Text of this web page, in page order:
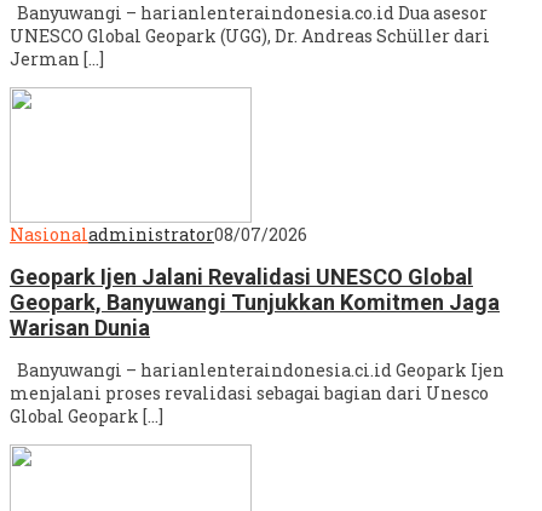
Banyuwangi – harianlenteraindonesia.co.id Dua asesor
UNESCO Global Geopark (UGG), Dr. Andreas Schüller dari
Jerman […]
Nasionaladministrator08/07/2026
Geopark Ijen Jalani Revalidasi UNESCO Global
Geopark, Banyuwangi Tunjukkan Komitmen Jaga
Warisan Dunia
Banyuwangi – harianlenteraindonesia.ci.id Geopark Ijen
menjalani proses revalidasi sebagai bagian dari Unesco
Global Geopark […]